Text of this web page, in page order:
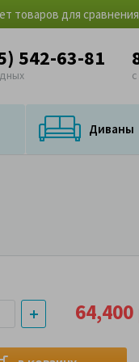
товаров для сравнения
542-63-81
Диваны